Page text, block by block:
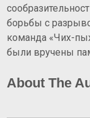
борьбы с
команда «Чих-
были вручены
About The